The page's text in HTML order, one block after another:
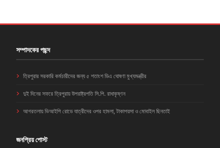
সম্পাদকের পছন্দ
ত্রিপুরার সরকারি কর্মচারীদের জন্য ৫ শতাংশ ডিএ ঘোষণা মুখ্যমন্ত্রীর
দুই দিনের সফরে ত্রিপুরায় উপরাষ্ট্রপতি সি.পি. রাধাকৃষ্ণন
আগরতলায় ভিআইপি রোডে যাত্রীদের ওপর হামলা, টাকাপয়সা ও মোবাইল ছিনতাই
জনপ্রিয় পোস্ট